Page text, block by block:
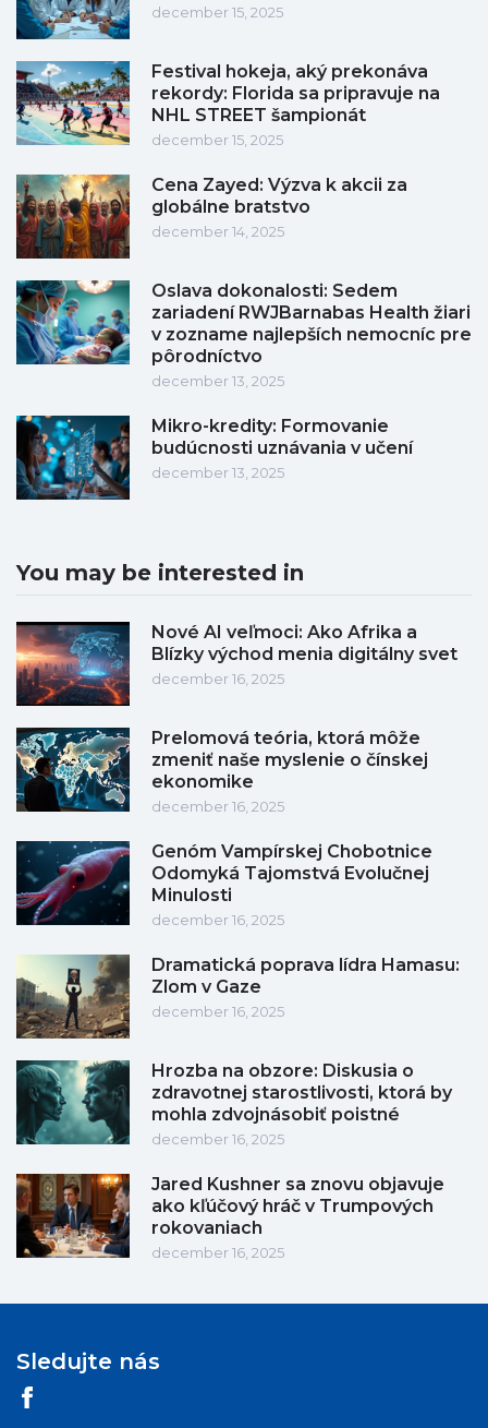
december 15, 2025
Festival hokeja, aký prekonáva
rekordy: Florida sa pripravuje na
NHL STREET šampionát
december 15, 2025
Cena Zayed: Výzva k akcii za
globálne bratstvo
december 14, 2025
Oslava dokonalosti: Sedem
zariadení RWJBarnabas Health žiari
v zozname najlepších nemocníc pre
pôrodníctvo
december 13, 2025
Mikro-kredity: Formovanie
budúcnosti uznávania v učení
december 13, 2025
You may be interested in
Nové AI veľmoci: Ako Afrika a
Blízky východ menia digitálny svet
december 16, 2025
Prelomová teória, ktorá môže
zmeniť naše myslenie o čínskej
ekonomike
december 16, 2025
Genóm Vampírskej Chobotnice
Odomyká Tajomstvá Evolučnej
Minulosti
december 16, 2025
Dramatická poprava lídra Hamasu:
Zlom v Gaze
december 16, 2025
Hrozba na obzore: Diskusia o
zdravotnej starostlivosti, ktorá by
mohla zdvojnásobiť poistné
december 16, 2025
Jared Kushner sa znovu objavuje
ako kľúčový hráč v Trumpových
rokovaniach
december 16, 2025
Sledujte nás